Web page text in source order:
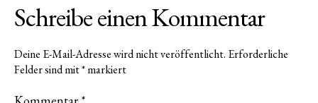
Schreibe einen Kommentar
Deine E-Mail-Adresse wird nicht veröffentlicht. Erforderliche
Felder sind mit*markiert